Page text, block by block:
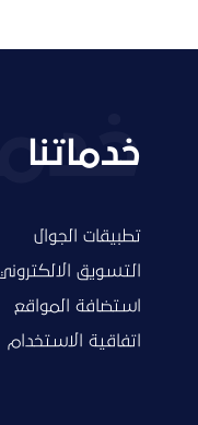
خدماتنا
تطبيقات الجوال
التسويق الالكتروني
استضافة المواقع
اتفاقية الاستخدام